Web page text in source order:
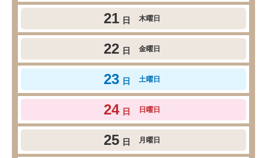
21 日 木曜日
22 日 金曜日
23 日 土曜日
24 日 日曜日
25 日 月曜日